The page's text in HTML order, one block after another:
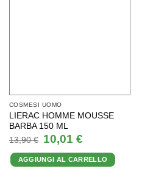
COSMESI UOMO
LIERAC HOMME MOUSSE
BARBA 150 ML
13,90€
Il
prezzo
originale
era:
13,90 €.
10,01 €Il
prezzo
attuale
è:
10,01 €.
AGGIUNGI AL CARRELLO